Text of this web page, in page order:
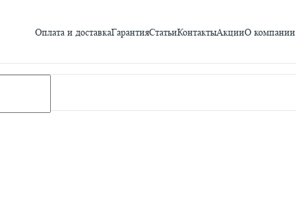
Оплата и доставкаГарантияСтатьиКонтактыАкцииО компании